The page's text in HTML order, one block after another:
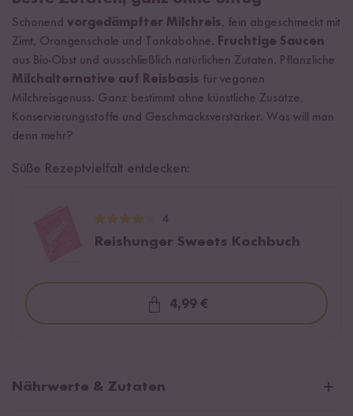
Schonend vorgedämpfter Milchreis, fein abgeschmeckt mit
Zimt, Orangenschale und Tonkabohne. Fruchtige Saucen
aus Bio-Obst und ausschließlich natürlichen Zutaten. Pflanzliche
Milchalternative auf Reisbasis für veganen
Milchreisgenuss. Ganz bestimmt ohne künstliche Zusätze,
Konservierungsstoffe und Geschmacksverstärker. Was will man
denn mehr?
Süße Rezeptvielfalt entdecken:
4
Reishunger Sweets Kochbuch
Loading...
4,99 €
Nährwerte & Zutaten